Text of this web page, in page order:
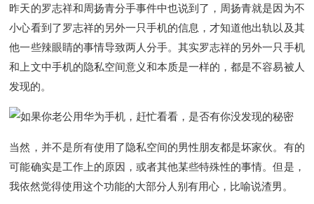
昨天的罗志祥和周扬青分手事件中也说到了，周扬青就是因为不
小心看到了罗志祥的另外一只手机的信息，才知道他出轨以及其
他一些辣眼睛的事情导致两人分手。其实罗志祥的另外一只手机
和上文中手机的隐私空间意义和本质是一样的，都是不容易被人
发现的。
当然，并不是所有使用了隐私空间的男性朋友都是坏家伙。有的
可能确实是工作上的原因，或者其他某些特殊性的事情。但是，
我依然觉得使用这个功能的大部分人别有用心，比喻说渣男。